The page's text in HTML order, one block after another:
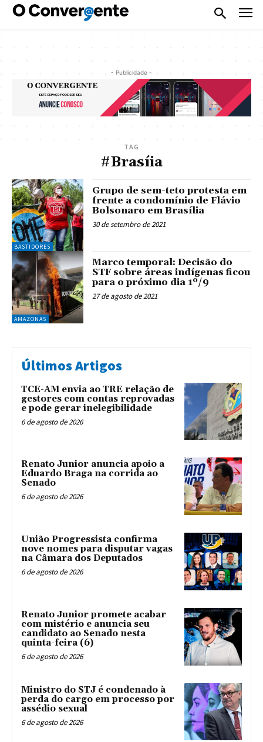
- Publicidade -
TAG
#Brasíia
BASTIDORES
Grupo de sem-teto protesta em
frente a condomínio de Flávio
Bolsonaro em Brasília
30 de setembro de 2021
AMAZONAS
Marco temporal: Decisão do
STF sobre áreas indígenas ficou
para o próximo dia 1º/9
27 de agosto de 2021
Últimos Artigos
TCE-AM envia ao TRE relação de
gestores com contas reprovadas
e pode gerar inelegibilidade
6 de agosto de 2026
Renato Junior anuncia apoio a
Eduardo Braga na corrida ao
Senado
6 de agosto de 2026
União Progressista confirma
nove nomes para disputar vagas
na Câmara dos Deputados
6 de agosto de 2026
Renato Junior promete acabar
com mistério e anuncia seu
candidato ao Senado nesta
quinta-feira (6)
6 de agosto de 2026
Ministro do STJ é condenado à
perda do cargo em processo por
assédio sexual
6 de agosto de 2026